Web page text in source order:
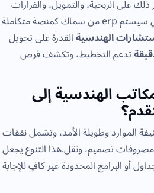
ذلك على الربحية، والتمويل، والقرارات
المستقبلية.في هذا الإطار، يأتي سيستم erp من سماك كمنصة متكاملة
الهندسيةالقدرة على تحويل
تدعم التخطيط، وتكشف فرص
الهندسية إلى
الموارد وطويلة الأمد، وتشمل نفقات
مصروفات تصميم، ونقل.هذا التنوع يجعل
أو البرامج المحدودة غير كافٍ للإجابة